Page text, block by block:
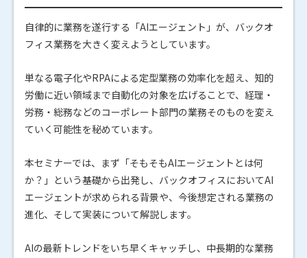
自律的に業務を遂行する「AIエージェント」が、バックオ
フィス業務を大きく変えようとしています。
単なる電子化やRPAによる定型業務の効率化を超え、知的
労働に近い領域まで自動化の対象を広げることで、経理・
労務・総務などのコーポレート部門の業務そのものを変え
ていく可能性を秘めています。
本セミナーでは、まず「そもそもAIエージェントとは何
か？」という基礎から出発し、バックオフィスにおいてAI
エージェントが求められる背景や、今後想定される業務の
進化、そして実装について解説します。
AIの最新トレンドをいち早くキャッチし、中長期的な業務